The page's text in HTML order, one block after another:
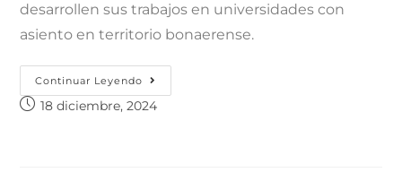
desarrollen sus trabajos en universidades con
asiento en territorio bonaerense.
Continuar Leyendo
18 diciembre, 2024